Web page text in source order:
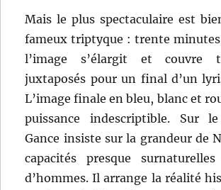
Mais le plus spectaculaire est
fameux triptyque : trente
l’image s’élargit et couvre
juxtaposés pour un final d’un
L’image finale en bleu, blanc et
puissance indescriptible. Sur
Gance insiste sur la grandeur de
capacités presque
d’hommes. Il arrange la réalité